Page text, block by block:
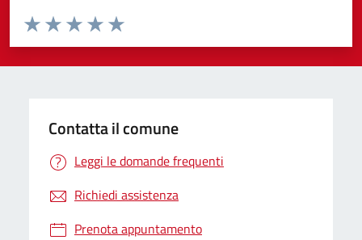
Valuta da 1 a 5 stelle la pagina
Valuta 5 stelle su 5
Valuta 4 stelle su 5
Valuta 3 stelle su 5
Valuta 2 stelle su 5
Valuta 1 stelle su 5
Contatta il comune
Leggi le domande frequenti
Richiedi assistenza
Prenota appuntamento